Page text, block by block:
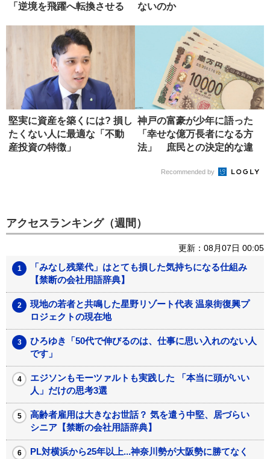
「逆境を飛躍へ転換させる
ないのか
堅実に資産を築くには? 損し
たくない人に最適な「不動
産投資の特徴」
神戸の富豪が少年に語った
「幸せな億万長者になる方
法」 庶民との決定的な違
Recommended by
アクセスランキング（週間）
更新：08月07日 00:05
「みなし残業代」はとても損した気持ちになる仕組み
【禁断の会社用語辞典】
現地の若者と共鳴した星野リゾート代表 温泉街復興プ
ロジェクトの現在地
ひろゆき「50代で伸びるのは、仕事に思い入れのない人
です」
エジソンもモーツァルトも実践した 「本当に頭がいい
人」だけの思考3選
高齢者雇用は大きなお世話？ 気を遣う中堅、居づらい
シニア【禁断の会社用語辞典】
PL対横浜から25年以上...神奈川勢が大阪勢に勝てなく